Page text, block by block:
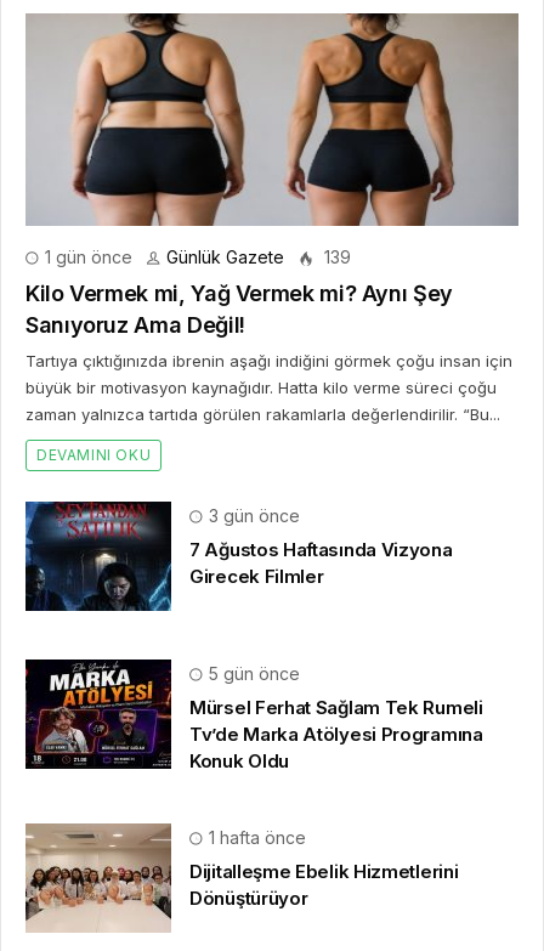
1 gün önce Günlük Gazete 139
Kilo Vermek mi, Yağ Vermek mi? Aynı Şey
Sanıyoruz Ama Değil!
Tartıya çıktığınızda ibrenin aşağı indiğini görmek çoğu insan için
büyük bir motivasyon kaynağıdır. Hatta kilo verme süreci çoğu
zaman yalnızca tartıda görülen rakamlarla değerlendirilir. “Bu...
DEVAMINI OKU
3 gün önce
7 Ağustos Haftasında Vizyona
Girecek Filmler
5 gün önce
Mürsel Ferhat Sağlam Tek Rumeli
Tv’de Marka Atölyesi Programına
Konuk Oldu
1 hafta önce
Dijitalleşme Ebelik Hizmetlerini
Dönüştürüyor